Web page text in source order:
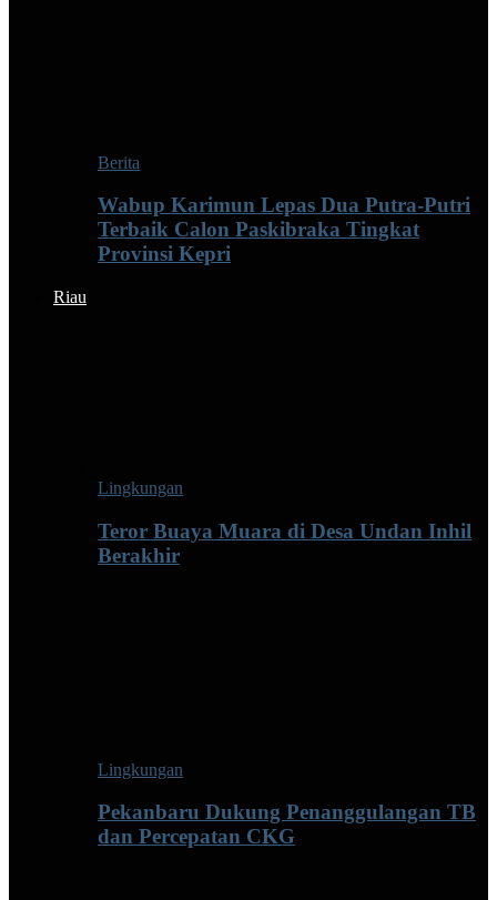
Berita
Wabup Karimun Lepas Dua Putra-Putri
Terbaik Calon Paskibraka Tingkat
Provinsi Kepri
Riau
Lingkungan
Teror Buaya Muara di Desa Undan Inhil
Berakhir
Lingkungan
Pekanbaru Dukung Penanggulangan TB
dan Percepatan CKG